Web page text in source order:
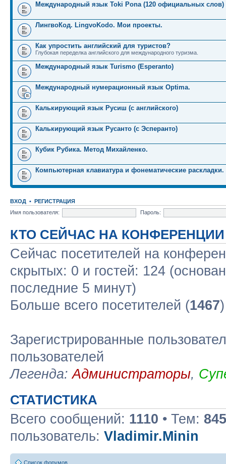
Международный язык Toki Pona (120 официальных слов)
ЛингвоКод. LingvoKodo. Мои проекты.
Как упростить английский для туристов?
Глубокая переделка английского для международного туризма.
Международный язык Turismo (Esperanto)
Международный нумерационный язык Optima.
Калькирующий язык Русиш (с английского)
Калькирующий язык Русанто (с Эсперанто)
Кубик Рубика. Метод Михайленко.
Компьютерная клавиатура и фонематические раскладки.
ВХОД • РЕГИСТРАЦИЯ
Имя пользователя:
Пароль:
КТО СЕЙЧАС НА КОНФЕРЕНЦИИ
Сейчас посетителей на
скрытых: 0 и гостей: 124
последние 5 минут)
Больше всего посетителей (1467
Зарегистрированные
пользователей
Легенда:Администраторы,
СТАТИСТИКА
Всего сообщений: 1110 • Тем: 845
пользователь: Vladimir.Minin
Список форумов